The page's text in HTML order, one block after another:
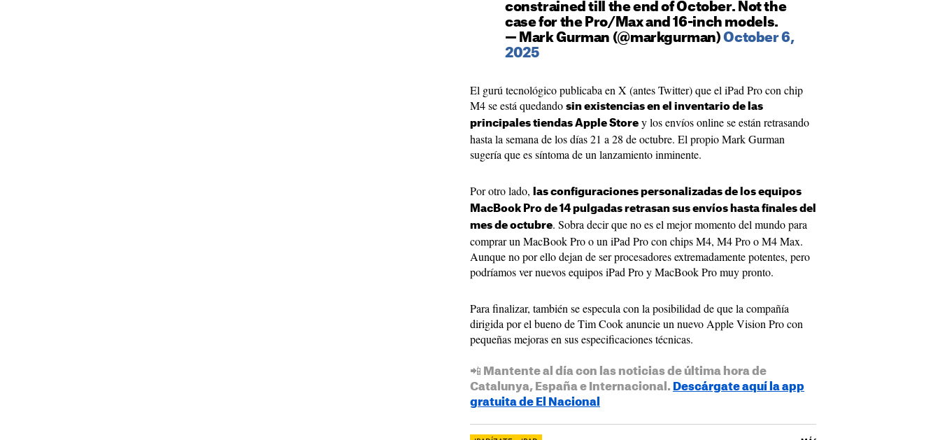
constrained till the end of October. Not the
case for the Pro/Max and 16-inch models.
— Mark Gurman (@markgurman)October 6,
2025
El gurú tecnológico publicaba en X (antes Twitter) que el iPad Pro con chip
M4 se está quedando sin existencias en el inventario de las
principales tiendas Apple Store y los envíos online se están retrasando
hasta la semana de los días 21 a 28 de octubre. El propio Mark Gurman
sugería que es síntoma de un lanzamiento inminente.
Por otro lado,
las configuraciones personalizadas de los equipos
MacBook Pro de 14 pulgadas retrasan sus envíos hasta finales del
mes de octubre. Sobra decir que no es el mejor momento del mundo para
comprar un MacBook Pro o un iPad Pro con chips M4, M4 Pro o M4 Max.
Aunque no por ello dejan de ser procesadores extremadamente potentes, pero
podríamos ver nuevos equipos iPad Pro y MacBook Pro muy pronto.
Para finalizar, también se especula con la posibilidad de que la compañía
dirigida por el bueno de Tim Cook anuncie un nuevo Apple Vision Pro con
pequeñas mejoras en sus especificaciones técnicas.
📲 Mantente al día con las noticias de última hora de
Catalunya, España e Internacional. Descárgate aquí la app
gratuita de El Nacional